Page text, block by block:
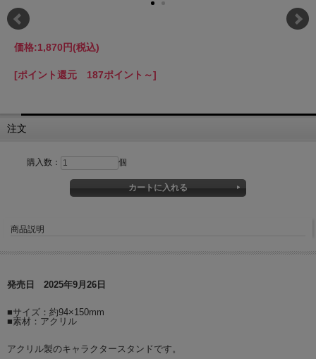
価格:1,870円(税込)
[ポイント還元 187ポイント～]
注文
購入数： 個
商品説明
発売日 2025年9月26日
■サイズ：約94×150mm
■素材：アクリル
アクリル製のキャラクタースタンドです。